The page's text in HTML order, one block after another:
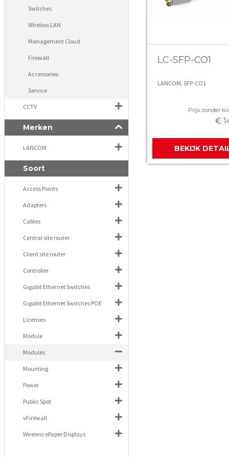
LC-SFP-CO1
LANCOM, SFP-CO1
Prijs zonder
€
BEKIJK
Switches
Wireless LAN
Management Cloud
Firewall
Accessories
Service
CCTV
Merken
LANCOM
Soort
Access Points
Adapters
Cables
Central site router
Client site router
Controller
Gigabit Ethernet Switches
Gigabit Ethernet Switches POE
Licenses
Module
Modules
Mounting
Power
Public Spot
vFirewall
Wireless ePaper Displays